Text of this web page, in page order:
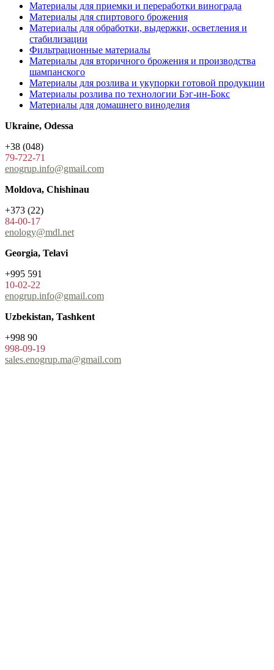
Материалы для приемки и переработки винограда
Материалы для спиртового брожения
Материалы для обработки, выдержки, осветления и
стабилизации
Фильтрационные материалы
Материалы для вторичного брожения и производства
шампанского
Материалы для розлива и укупорки готовой продукции
Материалы розлива по технологии Бэг-ин-Бокс
Материалы для домашнего виноделия
Ukraine, Odessa
+38 (048)
79-722-71
enogrup.info@gmail.com
Moldova, Chishinau
+373 (22)
84-00-17
enology@mdl.net
Georgia, Telavi
+995 591
10-02-22
enogrup.info@gmail.com
Uzbekistan, Tashkent
+998 90
998-09-19
sales.enogrup.ma@gmail.com